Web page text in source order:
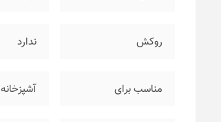
روکش ندارد
مناسب برای آشپزخانه